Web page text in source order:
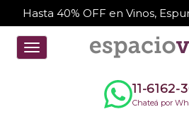
Hasta 40% OFF en Vinos,
Toggle
navigation
11-6162-
Chateá por